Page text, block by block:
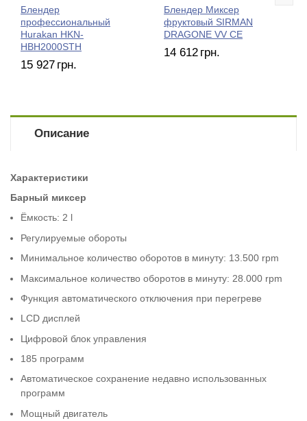
Блендер
профессиональный
Hurakan HKN-
HBH2000STH
15 927 грн.
Блендер Миксер
фруктовый SIRMAN
DRAGONE VV CE
14 612 грн.
Описание
Характеристики
Барный миксер
Ёмкость: 2 l
Регулируемые обороты
Минимальное количество оборотов в минуту: 13.500 rpm
Максимальное количество оборотов в минуту: 28.000 rpm
Функция автоматического отключения при перегреве
LCD дисплей
Цифровой блок управления
185 программ
Автоматическое сохранение недавно использованных
программ
Мощный двигатель